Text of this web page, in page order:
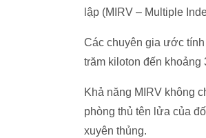
lập (MIRV – Multiple
Các chuyên gia ước
trăm kiloton đến khoảng
Khả năng MIRV không
phòng thủ tên lửa của
xuyên thủng.